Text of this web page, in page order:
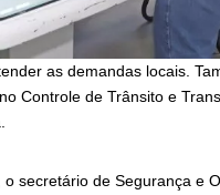
as demandas locais.
Controle de Trânsito e
secretário de Segurança e